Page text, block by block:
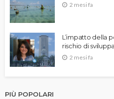
2 mesi fa
L’impatto della
rischio di
2 mesi fa
PIÙ POPOLARI